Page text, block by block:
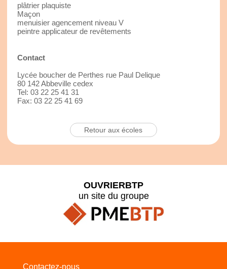
plâtrier plaquiste
Maçon
menuisier agencement niveau V
peintre applicateur de revêtements
Contact
Lycée boucher de Perthes rue Paul Delique
80 142 Abbeville cedex
Tel: 03 22 25 41 31
Fax: 03 22 25 41 69
Retour aux écoles
OUVRIERBTP
un site du groupe
Contactez-nous